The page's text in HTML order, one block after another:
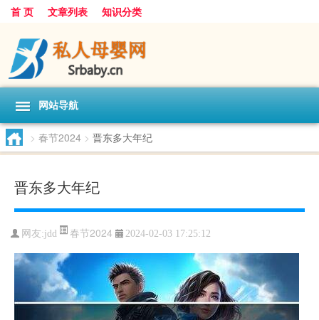
首 页 文章列表 知识分类
网站导航
> 春节2024 > 晋东多大年纪
晋东多大年纪
网友:jdd 春节2024 2024-02-03 17:25:12